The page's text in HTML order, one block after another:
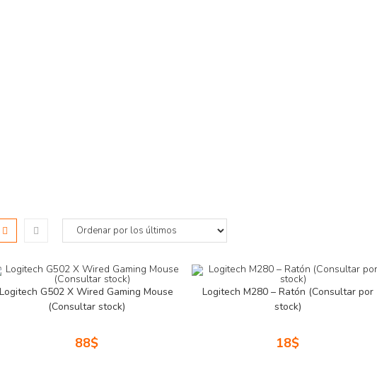
Logitech G502 X Wired Gaming Mouse
(Consultar stock)
88$
Logitech M280 – Ratón (Consultar por
stock)
18$